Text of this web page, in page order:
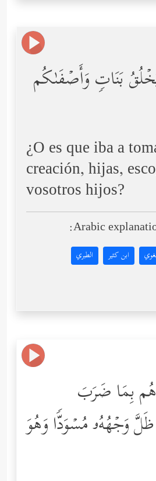
بَنَاتࣲ وَأَصۡفَىٰكُم
¿O es que iba a
creación, hijas,
vosotros hijos?
Arabic
ابن كثير الطبري
بِمَا ضَرَبَ
ظَلَّ وَجۡهُهُۥ مُسۡوَدࣰّا وَهُوَ